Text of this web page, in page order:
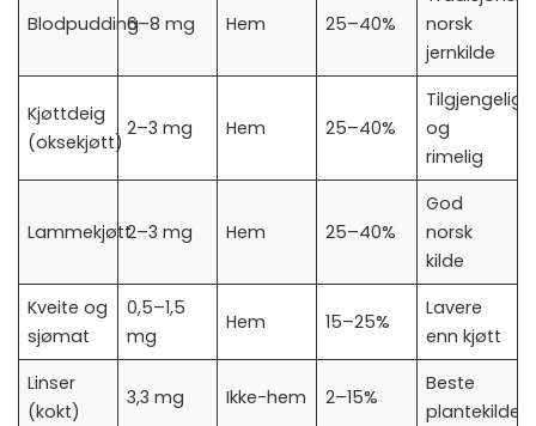
Blodpudding6–8 mg Hem 25–40%
norsk
jernkilde
Kjøttdeig
(oksekjøtt)
2–3 mg Hem 25–40%
Tilgjengelig
og
rimelig
Lammekjøtt2–3 mg Hem 25–40%
God
norsk
kilde
Kveite og
sjømat
0,5–1,5
mg
Hem 15–25%
Lavere
enn kjøtt
Linser
(kokt)
3,3 mg Ikke-hem 2–15%
Beste
plantekilden